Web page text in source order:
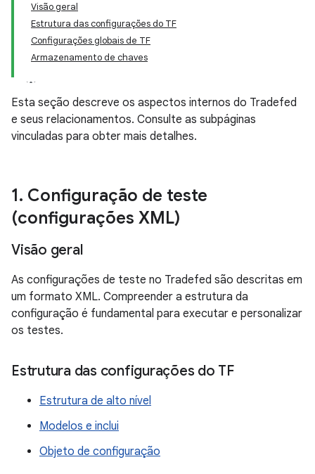
Visão geral
Estrutura das configurações do TF
Configurações globais de TF
Armazenamento de chaves
Esta seção descreve os aspectos internos do Tradefed
e seus relacionamentos. Consulte as subpáginas
vinculadas para obter mais detalhes.
1. Configuração de teste
(configurações XML)
Visão geral
As configurações de teste no Tradefed são descritas em
um formato XML. Compreender a estrutura da
configuração é fundamental para executar e personalizar
os testes.
Estrutura das configurações do TF
Estrutura de alto nível
Modelos e inclui
Objeto de configuração